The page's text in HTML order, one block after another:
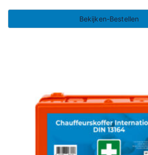
Bekijken-Bestellen